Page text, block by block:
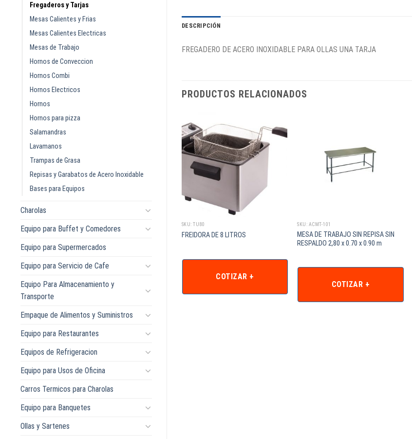
Fregaderos y Tarjas
Mesas Calientes y Frias
Mesas Calientes Electricas
Mesas de Trabajo
Hornos de Conveccion
Hornos Combi
Hornos Electricos
Hornos
Hornos para pizza
Salamandras
Lavamanos
Trampas de Grasa
Repisas y Garabatos de Acero Inoxidable
Bases para Equipos
Charolas
Equipo para Buffet y Comedores
Equipo para Supermercados
Equipo para Servicio de Cafe
Equipo Para Almacenamiento y
Transporte
Empaque de Alimentos y Suministros
Equipo para Restaurantes
Equipos de Refrigeracion
Equipo para Usos de Oficina
Carros Termicos para Charolas
Equipo para Banquetes
Ollas y Sartenes
DESCRIPCIÓN
FREGADERO DE ACERO INOXIDABLE PARA OLLAS UNA TARJA
PRODUCTOS RELACIONADOS
SKU: TU80
FREIDORA DE 8 LITROS
COTIZAR +
SKU: ACMT-101
MESA DE TRABAJO SIN REPISA SIN
RESPALDO 2,80 x 0.70 x 0.90 m
COTIZAR +
SIN REPISA 1.40 x
+
SKU: ACMT-96
MESA DE TRABAJO SIN REPISA 0.90 x
0.70 x 0.90 m
COTIZAR +